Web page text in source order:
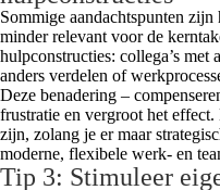
Sommige aandachtspunten
minder relevant voor de
hulpconstructies: collega’s
anders verdelen of
Deze benadering –
frustratie en vergroot het
zijn, zolang je er maar
moderne, flexibele werk- en
Tip 3: Stimuleer